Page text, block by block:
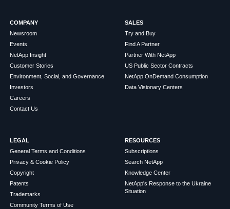
COMPANY
Newsroom
Events
NetApp Insight
Customer Stories
Environment, Social, and Governance
Investors
Careers
Contact Us
SALES
Try and Buy
Find A Partner
Partner With NetApp
US Public Sector Contracts
NetApp OnDemand Consumption
Data Visionary Centers
LEGAL
General Terms and Conditions
Privacy & Cookie Policy
Copyright
Patents
Trademarks
Community Terms of Use
RESOURCES
Subscriptions
Search NetApp
Knowledge Center
NetApp's Response to the Ukraine
Situation